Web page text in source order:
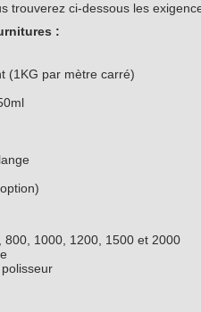
trouverez ci-dessous les
:
(1KG par mètre carré)
1000, 1200, 1500 et 2000